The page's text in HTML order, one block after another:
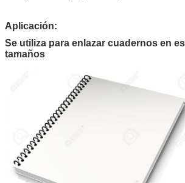
Aplicación:
Se utiliza para enlazar cuadernos en
tamaños